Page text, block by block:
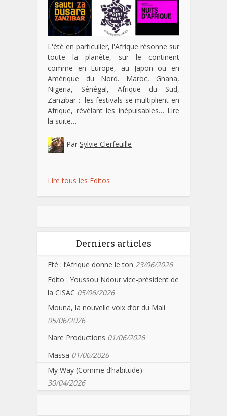
L'été en particulier, l'Afrique résonne sur
toute la planète, sur le continent
comme en Europe, au Japon ou en
Amérique du Nord. Maroc, Ghana,
Nigeria, Sénégal, Afrique du Sud,
Zanzibar : les festivals se multiplient en
Afrique, révélant les inépuisables… Lire
la suite…
Par Sylvie Clerfeuille
Lire tous les Editos
Derniers articles
Eté : l’Afrique donne le ton 23/06/2026
Edito : Youssou Ndour vice-président de
la CISAC 05/06/2026
Mouna, la nouvelle voix d’or du Mali
05/06/2026
Nare Productions 01/06/2026
Massa 01/06/2026
My Way (Comme d’habitude)
30/04/2026